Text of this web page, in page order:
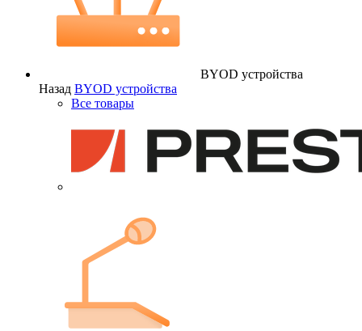
BYOD устройства
Назад BYOD устройства
Все товары